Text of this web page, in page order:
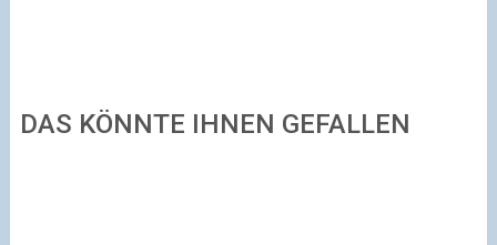
DAS KÖNNTE IHNEN GEFALLEN